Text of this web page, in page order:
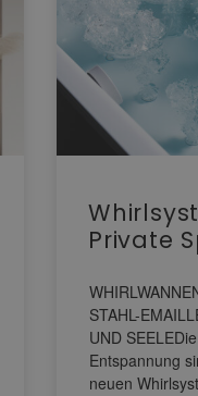
Private
STAHL-
UND
Entspannung
neuen